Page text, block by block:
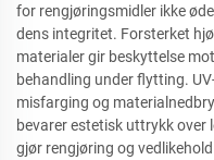
for rengjøringsmidler ikke
dens integritet. Forsterket
materialer gir beskyttelse
behandling under flytting.
misfarging og
bevarer estetisk uttrykk over
gjør rengjøring og